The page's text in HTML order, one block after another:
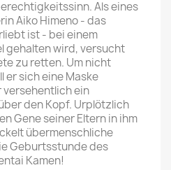
Als eines
Aiko Himeno - das
ist - bei einem
gehalten wird, versucht
zu retten. Um nicht
er sich eine Maske
ein
den Kopf. Urplötzlich
Gene seiner Eltern in ihm
übermenschliche
Geburtsstunde des
Kamen!